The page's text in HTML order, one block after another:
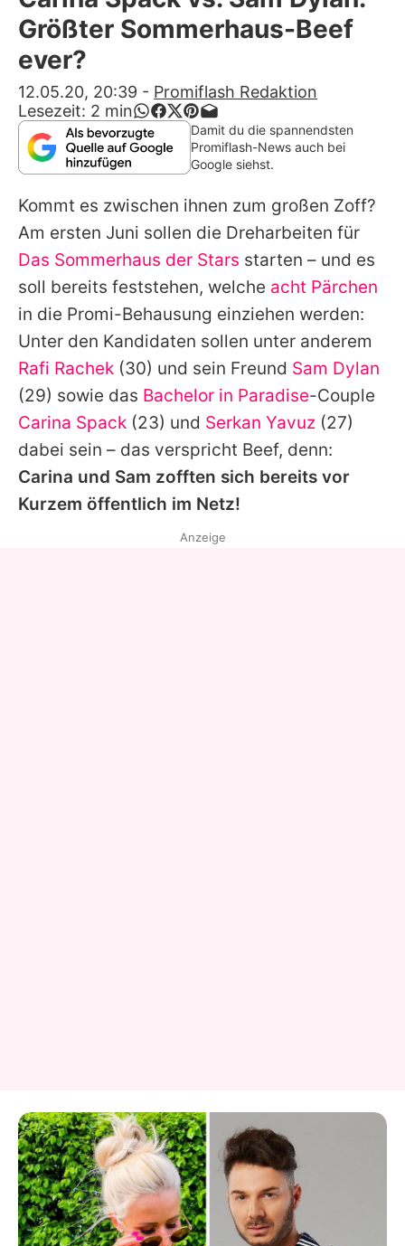
Alle Themen auf Promiflash
App runterladen
Team
Redaktionelle Richtlinien
Impressum
Datenschutzerklärung
Nutzungsbedingungen
Utiq verwalten
Größter Sommerhaus-Beef
ever?
12.05.20, 20:39 - Promiflash Redaktion
Lesezeit: 2 min
Damit du die spannendsten
Promiflash-News auch bei
Google siehst.
Kommt es zwischen ihnen zum großen Zoff?
Am ersten Juni sollen die Dreharbeiten für
Das Sommerhaus der Stars starten – und es
soll bereits feststehen, welche acht Pärchen
in die Promi-Behausung einziehen werden:
Unter den Kandidaten sollen unter anderem
Rafi Rachek (30) und sein Freund Sam Dylan
(29) sowie das Bachelor in Paradise-Couple
Carina Spack (23) und Serkan Yavuz (27)
dabei sein – das verspricht Beef, denn:
Carina und Sam zofften sich bereits vor
Kurzem öffentlich im Netz!
Anzeige